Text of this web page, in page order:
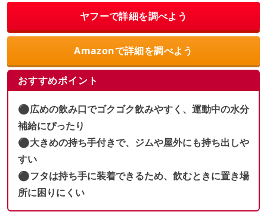
ヤフーで詳細を調べよう
Amazonで詳細を調べよう
おすすめポイント
⚫︎広めの飲み口でゴクゴク飲みやすく、運動中の水分
補給にぴったり
⚫︎大きめの持ち手付きで、ジムや屋外にも持ち出しや
すい
⚫︎フタは持ち手に装着できるため、飲むときに置き場
所に困りにくい